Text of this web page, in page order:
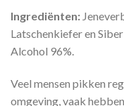
Ingrediënten:
Latschenkiefer en
Alcohol 96%.
Veel mensen pikken
omgeving, vaak